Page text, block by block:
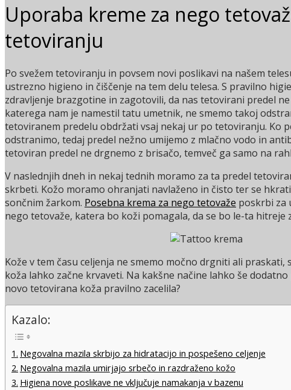
Uporaba kreme za nego
tetoviranju
Po svežem tetoviranju in povsem novi poslikavi na našem
ustrezno higieno in čiščenje na tem delu telesa. S pravilno
zdravljenje brazgotine in zagotovili, da nas tetovirani predel
katerega nam je namestil tatu umetnik, ne smemo takoj
tetoviranem predelu obdržati vsaj nekaj ur po tetoviranju. Ko
odstranimo, tedaj predel nežno umijemo z mlačno vodo in
tetoviran predel ne drgnemo z brisačo, temveč ga samo na
V naslednjih dneh in nekaj tednih moramo za ta predel
skrbeti. Kožo moramo ohranjati navlaženo in čisto ter se
sončnim žarkom. Posebna krema za nego tetovaže poskrbi za
nego tetovaže, katera bo koži pomagala, da se bo le-ta hitreje
Kože v tem času celjenja ne smemo močno drgniti ali praskati,
koža lahko začne krvaveti. Na kakšne načine lahko še
novo tetovirana koža pravilno zacelila?
Kazalo:
Negovalna mazila skrbijo za hidratacijo in pospešeno celjenje
Negovalna mazila umirjajo srbečo in razdraženo kožo
Higiena nove poslikave ne vključuje namakanja v bazenu